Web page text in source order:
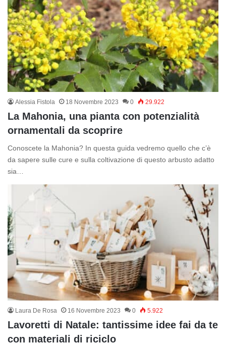
Alessia Fistola 18 Novembre 2023 0 29.922
La Mahonia, una pianta con potenzialità
ornamentali da scoprire
Conoscete la Mahonia? In questa guida vedremo quello che c’è
da sapere sulle cure e sulla coltivazione di questo arbusto adatto
sia…
Laura De Rosa 16 Novembre 2023 0 5.922
Lavoretti di Natale: tantissime idee fai da te
con materiali di riciclo